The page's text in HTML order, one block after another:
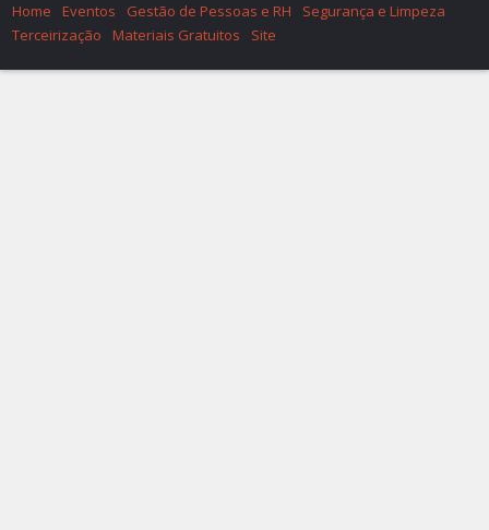
Home
Eventos Gestão de Pessoas e RH
Segurança e Limpeza
Terceirização
Materiais Gratuitos Site